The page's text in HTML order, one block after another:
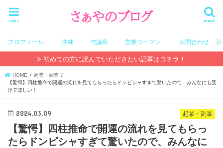
search
menu
プロフィール 沖縄 与論島 営業ウーマン お問合わせ
初めての方に読んでいただきたい記事はコチラ！
HOME
起業・副業
【驚愕】四柱推命で開運の流れを見てもらったらドンピシャすぎて驚いたので、みんなにも受
けてほしい！
起業・副業
2024.03.09
【驚愕】四柱推命で開運の流れを見てもらっ
たらドンピシャすぎて驚いたので、みんなに